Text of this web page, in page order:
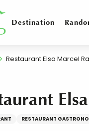
Destination
Restaurant Elsa Marcel
RESTAURANT